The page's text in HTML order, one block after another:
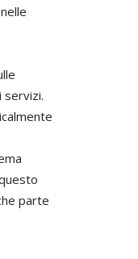
servizi.
parte